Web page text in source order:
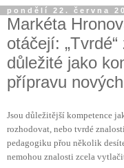
pondělí 22. června
Markéta
otáčejí:
důležité jako
přípravu
Jsou důležitější kompetence
rozhodovat, nebo tvrdé
pedagogiku přou několik
nemohou znalosti zcela